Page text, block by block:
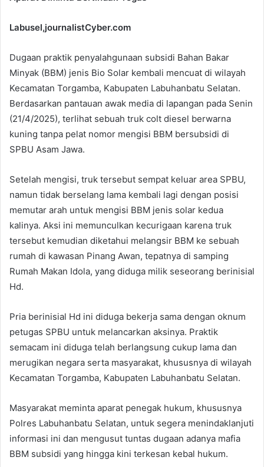
Labusel,journalistCyber.com
Dugaan praktik penyalahgunaan subsidi Bahan Bakar
Minyak (BBM) jenis Bio Solar kembali mencuat di wilayah
Kecamatan Torgamba, Kabupaten Labuhanbatu Selatan.
Berdasarkan pantauan awak media di lapangan pada Senin
(21/4/2025), terlihat sebuah truk colt diesel berwarna
kuning tanpa pelat nomor mengisi BBM bersubsidi di
SPBU Asam Jawa.
Setelah mengisi, truk tersebut sempat keluar area SPBU,
namun tidak berselang lama kembali lagi dengan posisi
memutar arah untuk mengisi BBM jenis solar kedua
kalinya. Aksi ini memunculkan kecurigaan karena truk
tersebut kemudian diketahui melangsir BBM ke sebuah
rumah di kawasan Pinang Awan, tepatnya di samping
Rumah Makan Idola, yang diduga milik seseorang berinisial
Hd.
Pria berinisial Hd ini diduga bekerja sama dengan oknum
petugas SPBU untuk melancarkan aksinya. Praktik
semacam ini diduga telah berlangsung cukup lama dan
merugikan negara serta masyarakat, khususnya di wilayah
Kecamatan Torgamba, Kabupaten Labuhanbatu Selatan.
Masyarakat meminta aparat penegak hukum, khususnya
Polres Labuhanbatu Selatan, untuk segera menindaklanjuti
informasi ini dan mengusut tuntas dugaan adanya mafia
BBM subsidi yang hingga kini terkesan kebal hukum.